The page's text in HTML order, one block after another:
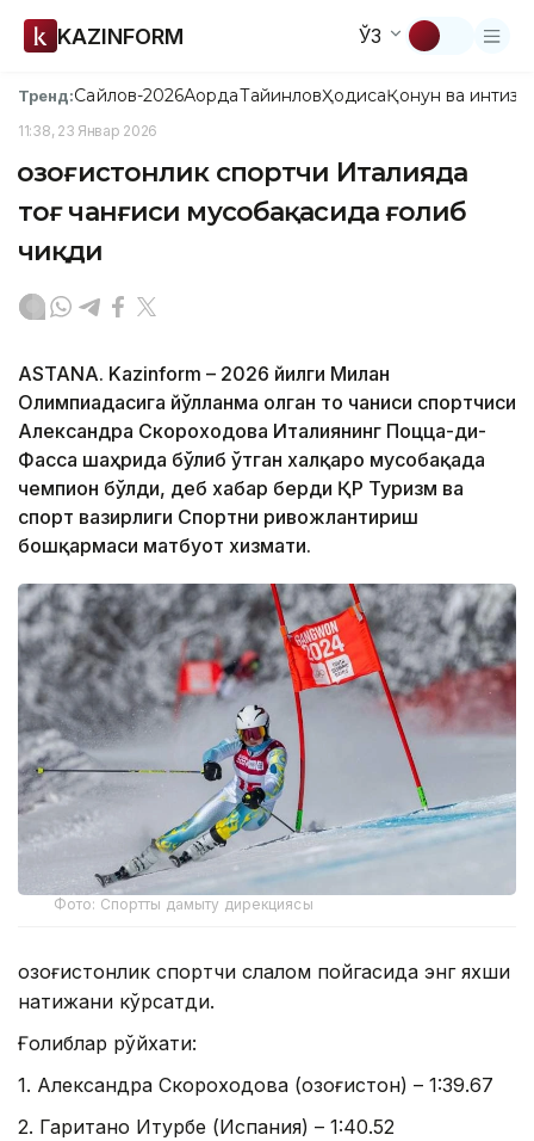
KAZINFORM ЎЗ
Тренд:Сайлов-2026АқордаТайинловҲодисаҚонун ва
11:38, 23 Январ 2026
Қозоғистонлик спортчи Италияда
тоғ чанғиси мусобақасида ғолиб
чиқди
ASTANA. Kazinform – 2026 йилги Милан
Олимпиадасига йўлланма олган тоғ чанғиси спортчиси
Александра Скороходова Италиянинг Поцца-ди-
Фасса шаҳрида бўлиб ўтган халқаро мусобақада
чемпион бўлди, деб хабар берди ҚР Туризм ва
спорт вазирлиги Спортни ривожлантириш
бошқармаси матбуот хизмати.
Фото: Спортты дамыту дирекциясы
Қозоғистонлик спортчи слалом пойгасида энг яхши
натижани кўрсатди.
Ғолиблар рўйхати:
1. Александра Скороходова (Қозоғистон) – 1:39.67
2. Гаритано Итурбе (Испания) – 1:40.52